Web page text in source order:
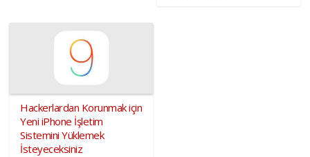
Hackerlardan Korunmak için
Yeni iPhone İşletim
Sistemini Yüklemek
İsteyeceksiniz